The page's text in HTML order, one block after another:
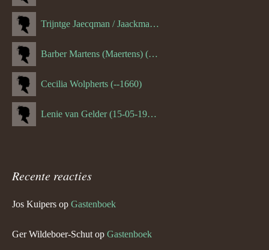
Trijntge Jaecqman / Jaackman (--1651)
Barber Martens (Maertens) (--1658)
Cecilia Wolpherts (--1660)
Lenie van Gelder (15-05-1970)
Recente reacties
Jos Kuipers op Gastenboek
Ger Wildeboer-Schut op Gastenboek